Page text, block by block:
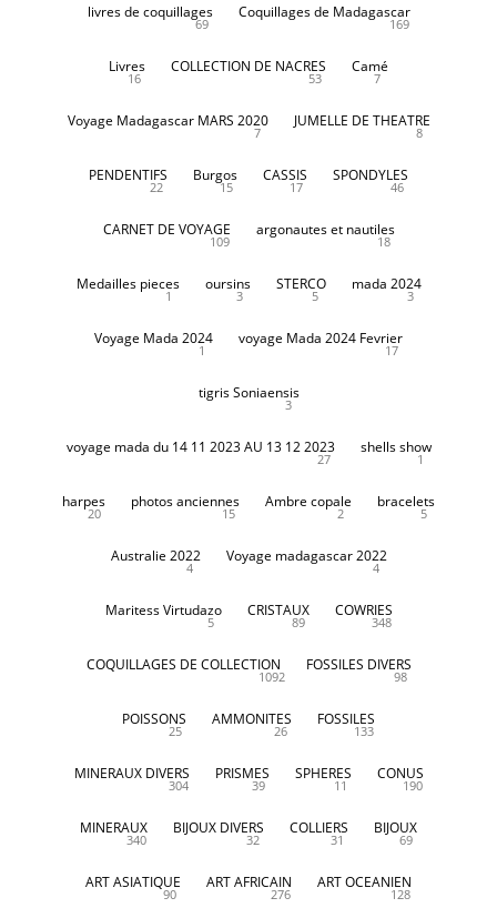
livres de coquillages
69
Coquillages de Madagascar
169
Livres
16
COLLECTION DE NACRES
53
Camé
7
Voyage Madagascar MARS 2020
7
JUMELLE DE THEATRE
8
PENDENTIFS
22
Burgos
15
CASSIS
17
SPONDYLES
46
CARNET DE VOYAGE
109
argonautes et nautiles
18
Medailles pieces
1
oursins
3
STERCO
5
mada 2024
3
Voyage Mada 2024
1
voyage Mada 2024 Fevrier
17
tigris Soniaensis
3
voyage mada du 14 11 2023 AU 13 12 2023
27
shells show
1
harpes
20
photos anciennes
15
Ambre copale
2
bracelets
5
Australie 2022
4
Voyage madagascar 2022
4
Maritess Virtudazo
5
CRISTAUX
89
COWRIES
348
COQUILLAGES DE COLLECTION
1092
FOSSILES DIVERS
98
POISSONS
25
AMMONITES
26
FOSSILES
133
MINERAUX DIVERS
304
PRISMES
39
SPHERES
11
CONUS
190
MINERAUX
340
BIJOUX DIVERS
32
COLLIERS
31
BIJOUX
69
ART ASIATIQUE
90
ART AFRICAIN
276
ART OCEANIEN
128